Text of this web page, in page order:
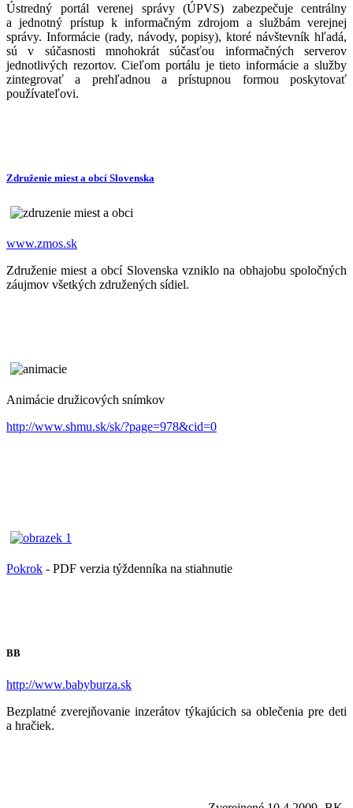
Ústredný portál verenej správy (ÚPVS) zabezpečuje centrálny
a jednotný prístup k informačným zdrojom a službám verejnej
správy. Informácie (rady, návody, popisy), ktoré návštevník hľadá,
sú v súčasnosti mnohokrát súčasťou informačných serverov
jednotlivých rezortov. Cieľom portálu je tieto informácie a služby
zintegrovať a prehľadnou a prístupnou formou poskytovať
používateľovi.
Združenie miest a obcí Slovenska
www.zmos.sk
Združenie miest a obcí Slovenska vzniklo na obhajobu spoločných
záujmov všetkých združených sídiel.
Animácie družicových snímkov
http://www.shmu.sk/sk/?page=978&cid=0
Pokrok - PDF verzia týždenníka na stiahnutie
BB
http://www.babyburza.sk
Bezplatné zverejňovanie inzerátov týkajúcich sa oblečenia pre deti
a hračiek.